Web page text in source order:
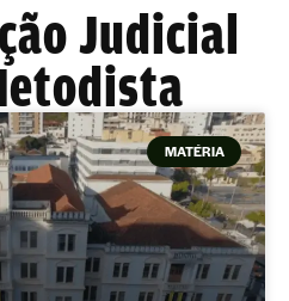
Judicial
MATÉRIA